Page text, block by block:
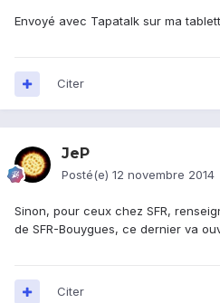
Envoyé avec Tapatalk sur ma
Citer
JeP
Posté(e) 12 novembre 2014
Sinon, pour ceux chez SFR,
de SFR-Bouygues, ce dernier va
Citer